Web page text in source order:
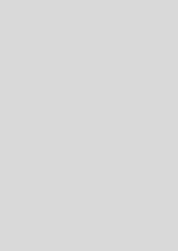
PC
butiker
vardagar 08:00–
eller mejla